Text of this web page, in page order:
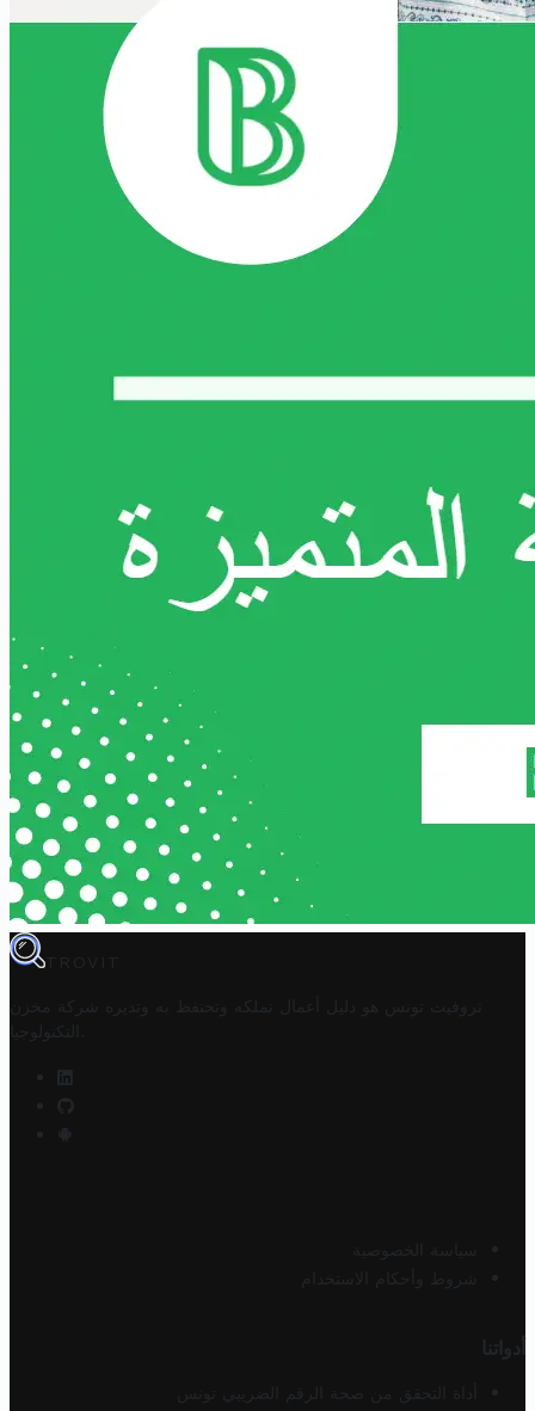
TROVIT
تروفيت تونس هو دليل أعمال تملكه وتحتفظ به وتديره
شركة مخزن
التكنولوجيا
سياسة الخصوصية
شروط وأحكام الاستخدام
أدواتنا
أداة التحقق من صحة الرقم الضريبي تونس